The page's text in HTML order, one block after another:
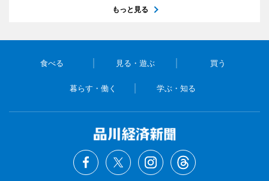
もっと見る
食べる 見る・遊ぶ 買う
暮らす・働く 学ぶ・知る